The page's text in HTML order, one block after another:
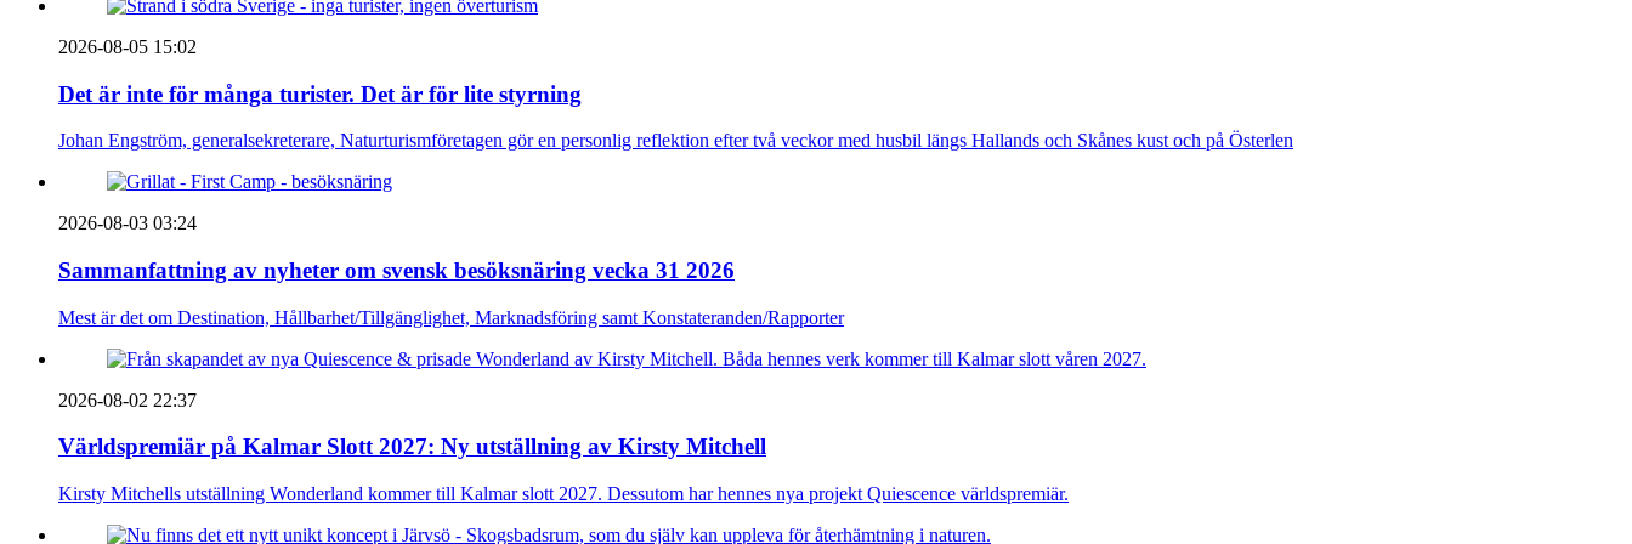
2026-08-05 15:02
Det är inte för många turister. Det är för lite styrning
Johan Engström, generalsekreterare, Naturturismföretagen gör en personlig reflektion efter två veckor med husbil längs Hallands och Skånes kust och på Österlen
2026-08-03 03:24
Sammanfattning av nyheter om svensk besöksnäring vecka 31 2026
Mest är det om Destination, Hållbarhet/Tillgänglighet, Marknadsföring samt Konstateranden/Rapporter
2026-08-02 22:37
Världspremiär på Kalmar Slott 2027: Ny utställning av Kirsty Mitchell
Kirsty Mitchells utställning Wonderland kommer till Kalmar slott 2027. Dessutom har hennes nya projekt Quiescence världspremiär.